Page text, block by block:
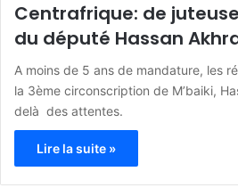
Centrafrique: de
du député Hassan
A moins de 5 ans de mandature, les
la 3ème circonscription de M’baiki,
delà des attentes.
Lire la suite »